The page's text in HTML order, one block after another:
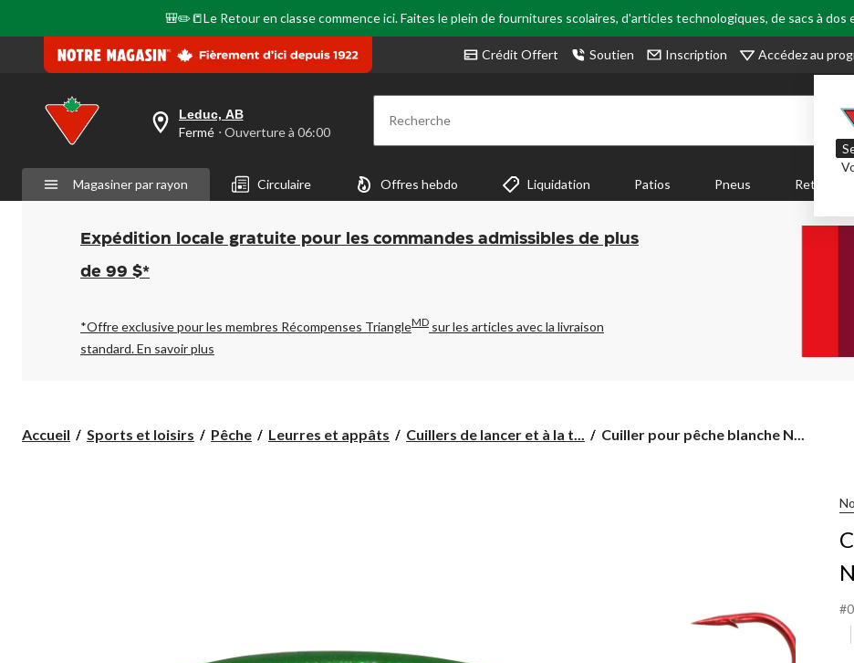
🎒✏️📒Le Retour en classe commence ici. Faites le plein de fournitures scolaires, d'articles technologiques, de sacs à
Crédit Offert Soutien Inscription Accédez au
votre
est
Leduc,
AB,
Fermé,
Ouverture
à
pour
changer
Leduc, AB
Fermé ⋅ Ouverture à 06:00 Recherche
Magasiner par rayon Circulaire Offres hebdo Liquidation Patios Pneus Retour
Expédition locale gratuite pour les commandes admissibles de plus
de 99 $*
*Offre exclusive pour les membres Récompenses TriangleMD sur les articles avec la livraison
standard.En savoir plus
Accueil Sports et loisirs Pêche Leurres et appâts Cuillers de lancer et à la t...
Cuiller
Cuiller pour pêche blanche N...